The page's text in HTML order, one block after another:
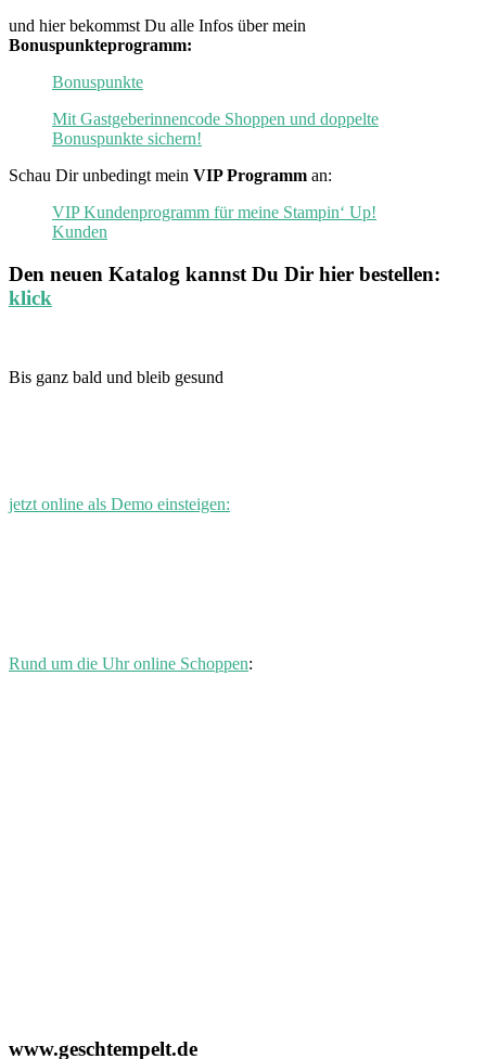
und hier bekommst Du alle Infos über mein
Bonuspunkteprogramm:
Bonuspunkte
Mit Gastgeberinnencode Shoppen und doppelte
Bonuspunkte sichern!
Schau Dir unbedingt mein VIP Programm an:
VIP Kundenprogramm für meine Stampin‘ Up!
Kunden
Den neuen Katalog kannst Du Dir hier bestellen:
klick
Bis ganz bald und bleib gesund
jetzt online als Demo einsteigen:
Rund um die Uhr online Schoppen:
www.geschtempelt.de